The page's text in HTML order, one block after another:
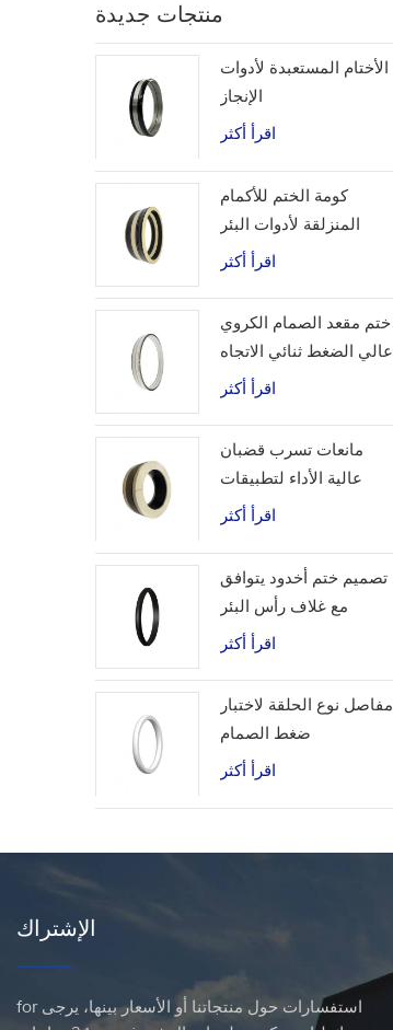
منتجات جديدة
الأختام المستعبدة لأدوات
الإنجاز
اقرأ أكثر
كومة الختم للأكمام
المنزلقة لأدوات البئر
اقرأ أكثر
ختم مقعد الصمام الكروي
عالي الضغط ثنائي الاتجاه
اقرأ أكثر
مانعات تسرب قضبان
عالية الأداء لتطبيقات
الهيدروجين
اقرأ أكثر
تصميم ختم أخدود يتوافق
مع غلاف رأس البئر
اقرأ أكثر
مفاصل نوع الحلقة لاختبار
ضغط الصمام
اقرأ أكثر
الإشتراك
for استفسارات حول منتجاتنا أو الأسعار بينها، يرجى